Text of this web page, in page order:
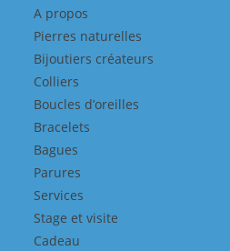
A propos
Pierres naturelles
Bijoutiers créateurs
Colliers
Boucles d’oreilles
Bracelets
Bagues
Parures
Services
Stage et visite
Cadeau